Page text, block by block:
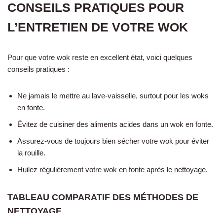
CONSEILS PRATIQUES POUR
L’ENTRETIEN DE VOTRE WOK
Pour que votre wok reste en excellent état, voici quelques
conseils pratiques :
Ne jamais le mettre au lave-vaisselle, surtout pour les woks
en fonte.
Évitez de cuisiner des aliments acides dans un wok en fonte.
Assurez-vous de toujours bien sécher votre wok pour éviter
la rouille.
Huilez régulièrement votre wok en fonte après le nettoyage.
TABLEAU COMPARATIF DES MÉTHODES DE
NETTOYAGE